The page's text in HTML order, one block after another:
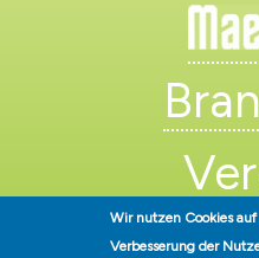
Wir nutzen Cookies
Verbesserung der